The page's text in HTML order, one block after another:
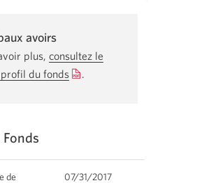
avoirs
plus, consultez le
du fonds Une.
de
07/31/2017